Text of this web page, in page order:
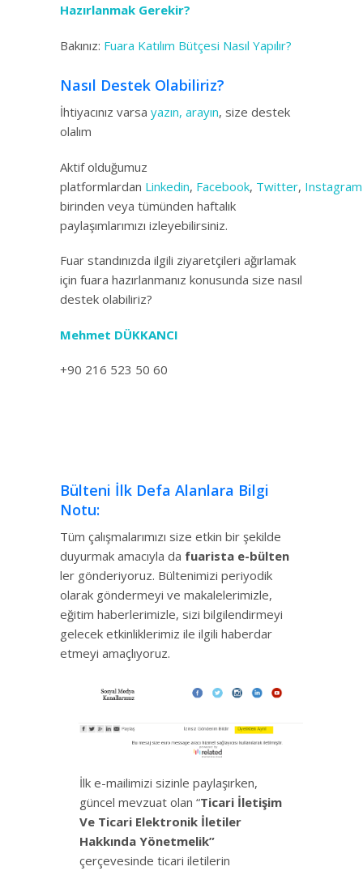
Hazırlanmak Gerekir?
Bakınız: Fuara Katılım Bütçesi Nasıl Yapılır?
Nasıl Destek Olabiliriz?
İhtiyacınız varsa yazın, arayın, size destek
olalım
Aktif olduğumuz
platformlardan Linkedin, Facebook, Twitter, Instagram
birinden veya tümünden haftalık
paylaşımlarımızı izleyebilirsiniz.
Fuar standınızda ilgili ziyaretçileri ağırlamak
için fuara hazırlanmanız konusunda size nasıl
destek olabiliriz?
Mehmet DÜKKANCI
+90 216 523 50 60
Bülteni İlk Defa Alanlara Bilgi
Notu:
Tüm çalışmalarımızı size etkin bir şekilde
duyurmak amacıyla da fuarista e-bülten
ler gönderiyoruz. Bültenimizi periyodik
olarak göndermeyi ve makalelerimizle,
eğitim haberlerimizle, sizi bilgilendirmeyi
gelecek etkinliklerimiz ile ilgili haberdar
etmeyi amaçlıyoruz.
İlk e-mailimizi sizinle paylaşırken,
güncel mevzuat olan “Ticari İletişim
Ve Ticari Elektronik İletiler
Hakkında Yönetmelik”
çerçevesinde ticari iletilerin